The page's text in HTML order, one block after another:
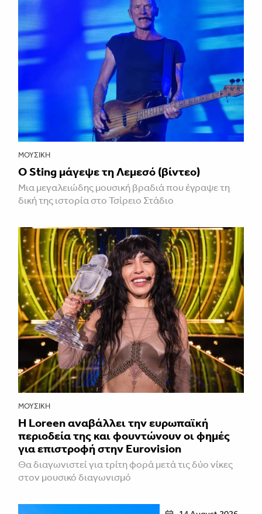
ΜΟΥΣΙΚΉ
Ο Sting μάγεψε τη Λεμεσό (βίντεο)
Μια μεγαλειώδης μουσική βραδιά που έγραψε τη
δική της ιστορία στο Τσίρειο Στάδιο
ΜΟΥΣΙΚΉ
Η Loreen αναβάλλει την ευρωπαϊκή
περιοδεία της και φουντώνουν οι φημές
για επιστροφή στην Eurovision
Θα διαγωνιστεί για τρίτη φορά μετά τις δύο νίκες
στον μουσικό διαγωνισμό